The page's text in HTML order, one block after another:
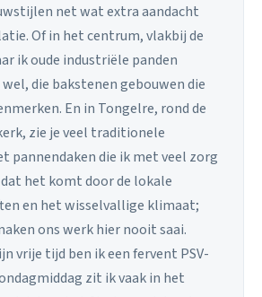
net wat extra aandacht
Of in het centrum, vlakbij de
ik oude industriële panden
die bakstenen gebouwen die
En in Tongelre, rond de
zie je veel traditionele
pannendaken die ik met veel zorg
het komt door de lokale
en het wisselvallige klimaat;
ons werk hier nooit saai.
vrije tijd ben ik een fervent PSV-
zit ik vaak in het